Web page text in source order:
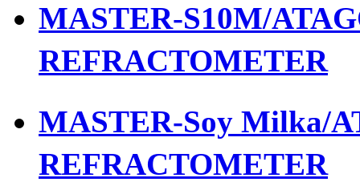
MASTER-S10M/
REFRACTOMETER
MASTER-Soy Milka/
REFRACTOMETER